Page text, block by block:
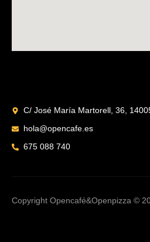
C/ José María Martorell, 36,
hola@opencafe.es
‭675 088 740‬
Copyright Opencafé&Openpizza ©